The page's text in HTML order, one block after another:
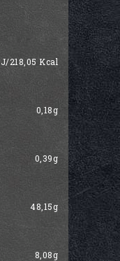
218,05 Kcal
0,18g
0,39g
48,15g
8,08g